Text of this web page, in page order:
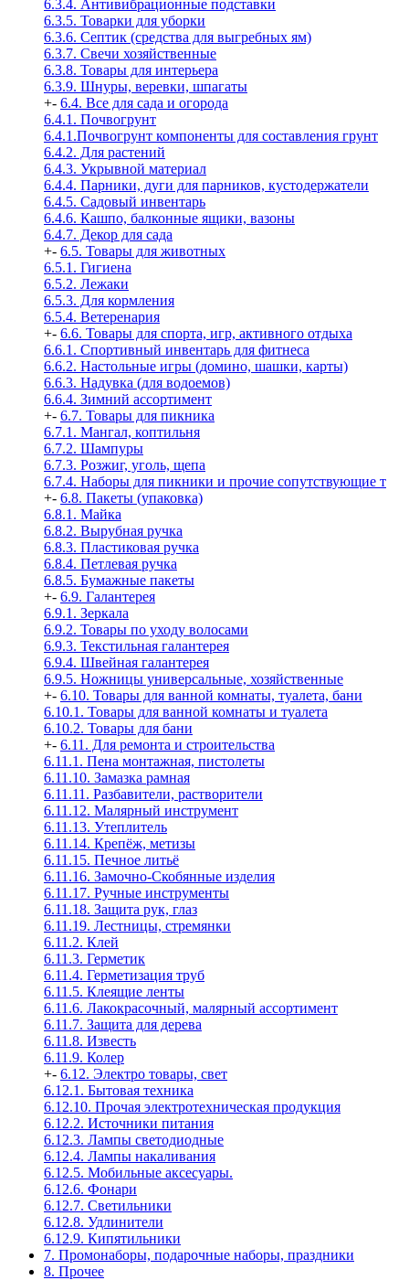
6.3.4. Антивибрационные подставки
6.3.5. Товарки для уборки
6.3.6. Септик (средства для выгребных ям)
6.3.7. Свечи хозяйственные
6.3.8. Товары для интерьера
6.3.9. Шнуры, веревки, шпагаты
+- 6.4. Все для сада и огорода
6.4.1. Почвогрунт
6.4.1.Почвогрунт компоненты для составления грунт
6.4.2. Для растений
6.4.3. Укрывной материал
6.4.4. Парники, дуги для парников, кустодержатели
6.4.5. Садовый инвентарь
6.4.6. Кашпо, балконные ящики, вазоны
6.4.7. Декор для сада
+- 6.5. Товары для животных
6.5.1. Гигиена
6.5.2. Лежаки
6.5.3. Для кормления
6.5.4. Ветеренария
+- 6.6. Товары для спорта, игр, активного отдыха
6.6.1. Спортивный инвентарь для фитнеса
6.6.2. Настольные игры (домино, шашки, карты)
6.6.3. Надувка (для водоемов)
6.6.4. Зимний ассортимент
+- 6.7. Товары для пикника
6.7.1. Мангал, коптильня
6.7.2. Шампуры
6.7.3. Розжиг, уголь, щепа
6.7.4. Наборы для пикники и прочие сопутствующие т
+- 6.8. Пакеты (упаковка)
6.8.1. Майка
6.8.2. Вырубная ручка
6.8.3. Пластиковая ручка
6.8.4. Петлевая ручка
6.8.5. Бумажные пакеты
+- 6.9. Галантерея
6.9.1. Зеркала
6.9.2. Товары по уходу волосами
6.9.3. Текстильная галантерея
6.9.4. Швейная галантерея
6.9.5. Ножницы универсальные, хозяйственные
+- 6.10. Товары для ванной комнаты, туалета, бани
6.10.1. Товары для ванной комнаты и туалета
6.10.2. Товары для бани
+- 6.11. Для ремонта и строительства
6.11.1. Пена монтажная, пистолеты
6.11.10. Замазка рамная
6.11.11. Разбавители, растворители
6.11.12. Малярный инструмент
6.11.13. Утеплитель
6.11.14. Крепёж, метизы
6.11.15. Печное литьё
6.11.16. Замочно-Скобянные изделия
6.11.17. Ручные инструменты
6.11.18. Защита рук, глаз
6.11.19. Лестницы, стремянки
6.11.2. Клей
6.11.3. Герметик
6.11.4. Герметизация труб
6.11.5. Клеящие ленты
6.11.6. Лакокрасочный, малярный ассортимент
6.11.7. Защита для дерева
6.11.8. Известь
6.11.9. Колер
+- 6.12. Электро товары, свет
6.12.1. Бытовая техника
6.12.10. Прочая электротехническая продукция
6.12.2. Источники питания
6.12.3. Лампы светодиодные
6.12.4. Лампы накаливания
6.12.5. Мобильные аксесуары.
6.12.6. Фонари
6.12.7. Светильники
6.12.8. Удлинители
6.12.9. Кипятильники
7. Промонаборы, подарочные наборы, праздники
8. Прочее